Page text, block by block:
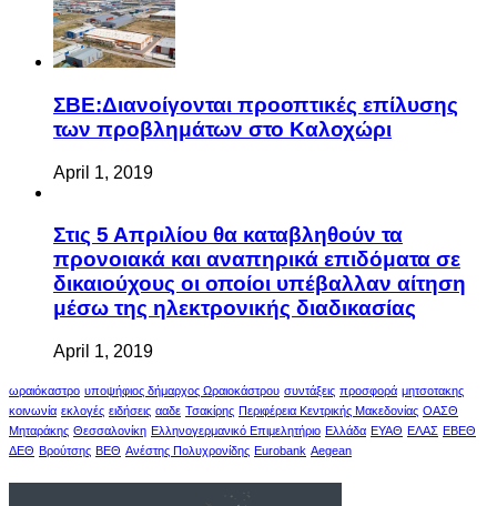
ΣΒΕ:Διανοίγονται προοπτικές επίλυσης
των προβλημάτων στο Καλοχώρι
April 1, 2019
Στις 5 Απριλίου θα καταβληθούν τα
προνοιακά και αναπηρικά επιδόματα σε
δικαιούχους οι οποίοι υπέβαλλαν αίτηση
μέσω της ηλεκτρονικής διαδικασίας
April 1, 2019
ωραιόκαστρο υποψήφιος δήμαρχος Ωραιοκάστρου συντάξεις προσφορά μητσοτακης
κοινωνία εκλογές ειδήσεις ααδε Τσακίρης Περιφέρεια Κεντρικής Μακεδονίας ΟΑΣΘ
Μηταράκης Θεσσαλονίκη Ελληνογερμανικό Επιμελητήριο Ελλάδα ΕΥΑΘ ΕΛΑΣ ΕΒΕΘ
ΔΕΘ Βρούτσης ΒΕΘ Ανέστης Πολυχρονίδης Eurobank Aegean